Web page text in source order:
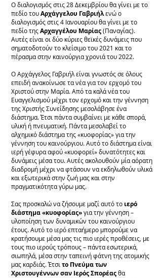
Ο διαλογισμός στις 28 Δεκεμβρίου θα γίνει με το
πεδίο τουΑρχάγγελου Γαβριήλενώ ο
διαλογισμός στις 4 Ιανουαρίου θα γίνει με το
πεδίο τηςΑρχαγγέλου Μαρίας(Παναγίας).
Αυτές είναι οι δύο κύριες θεϊκές δυνάμεις που
σηματοδοτούν το κλείσιμο του 2021 και το
πέρασμα στην καινούργια χρονιά του 2022.
Ο Αρχάγγελος Γαβριήλ είναι γνωστός σε όλους
επειδή ανακοίνωσε τα νέα για τον ερχομό του
Χριστού στην Μαρία. Από τα καλά νέα του
Ευαγγελισμού μέχρι τον ερχομό και την γέννηση
της Χριστής Συνείδησης μεσολάβησε ένα
διάστημα. Έτσι πάντα συμβαίνει με κάθε σπορά,
υλική ή πνευματική. Πάντα μεσολαβεί το
αλχημικό διάστημα της «κυοφορίας» για την
γέννηση του καινούργιου. Αυτό το διάστημα είναι
ιερή γέφυρα αφού «κυοφορεί» δυνατότητες και
δυνάμεις μέσα του. Αυτές ακολουθούν μία αόρατη
διαδρομή μέχρι να φτάσουν να εκδηλωθούν υλικά
και εξωτερικά στην ζωή μας και στην
πραγματικότητα γύρω μας.
Σας προσκαλώ να ζήσουμε μαζί αυτό το ιερό
διάστημα «κυοφορίας»για την γέννηση –
υλοποίηση των δυναμικών του καινούργιου
έτους. Αυτό το ιερό επταήμερο μπορούμε να
κρατήσουμε μέσα μας τις πιο ιερές προθέσεις, με
τους πιο ιερούς τρόπους – πάντα εσωτερικά,
σιωπηλά, μέσα στην ταπεινή φάτνη της ατομικής
μας καρδιάς. Έτσι το Πνεύμα των
Χριστουγέννων σαν Ιερός Σπορέαςθα